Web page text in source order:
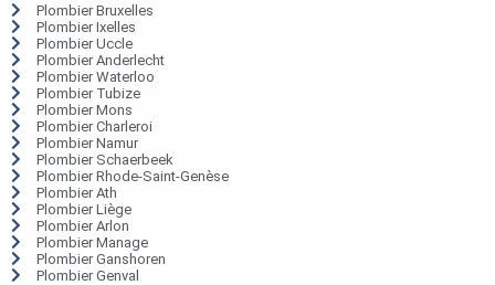
Plombier Bruxelles
Plombier Ixelles
Plombier Uccle
Plombier Anderlecht
Plombier Waterloo
Plombier Tubize
Plombier Mons
Plombier Charleroi
Plombier Namur
Plombier Schaerbeek
Plombier Rhode-Saint-Genèse
Plombier Ath
Plombier Liège
Plombier Arlon
Plombier Manage
Plombier Ganshoren
Plombier Genval